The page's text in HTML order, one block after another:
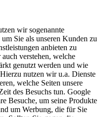
wir sogenannte
Sie als unseren Kunden zu
anbieten zu
verstehen, welche
genutzt werden und wie
nutzen wir u.a. Dienste
welche Seiten unsere
des Besuchs tun. Google
Besuche, um seine Produkte
um Werbung, die für Sie